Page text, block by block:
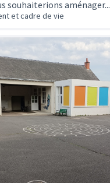
souhaiterions aménager...
et cadre de vie